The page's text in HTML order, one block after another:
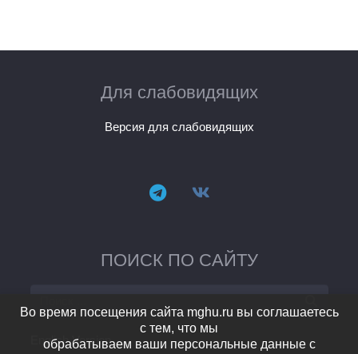
Для слабовидящих
Версия для слабовидящих
ПОИСК ПО САЙТУ
English Version
Во время посещения сайта mghu.ru вы соглашаетесь
с тем, что мы
обрабатываем ваши персональные данные с